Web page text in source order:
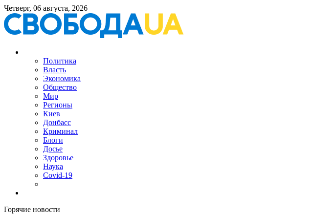
Четверг, 06 августа, 2026
Политика
Власть
Экономика
Общество
Мир
Регионы
Киев
Донбасс
Криминал
Блоги
Досье
Здоровье
Наука
Covid-19
Горячие новости